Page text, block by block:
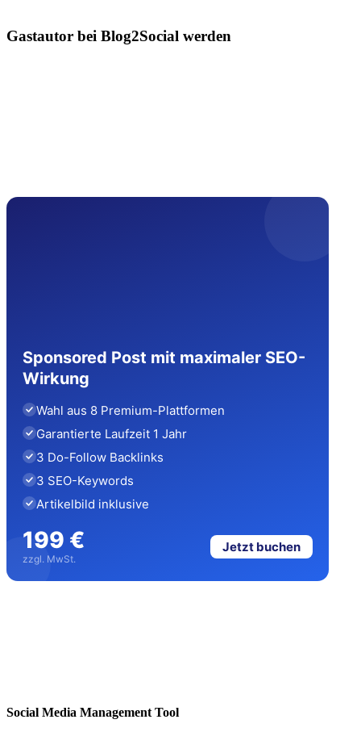
Gastautor bei Blog2Social werden
Sponsored Post mit maximaler SEO-
Wirkung
Wahl aus 8 Premium-Plattformen
Garantierte Laufzeit 1 Jahr
3 Do-Follow Backlinks
3 SEO-Keywords
Artikelbild inklusive
199 €
zzgl. MwSt.
Jetzt buchen
Social Media Management Tool